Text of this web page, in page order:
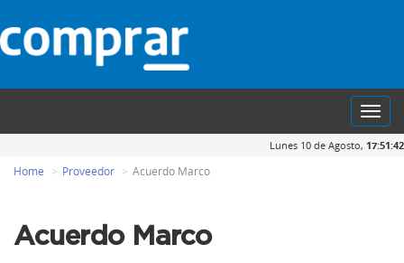
Lunes 10 de Agosto, 17:51:42
Home Proveedor Acuerdo Marco
Acuerdo Marco